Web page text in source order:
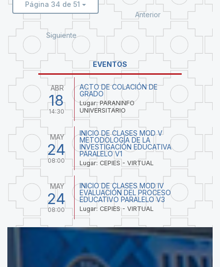
Página 34 de 51
Anterior
Siguiente
EVENTOS
ABR
18
14:30
ACTO DE COLACIÓN DE
GRADO
Lugar: PARANINFO
UNIVERSITARIO
MAY
24
08:00
INICIO DE CLASES MOD V
METODOLOGÍA DE LA
INVESTIGACIÓN EDUCATIVA
PARALELO V1
Lugar: CEPIES - VIRTUAL
MAY
24
08:00
INICIO DE CLASES MOD IV
EVALUACIÓN DEL PROCESO
EDUCATIVO PARALELO V3
Lugar: CEPIES - VIRTUAL